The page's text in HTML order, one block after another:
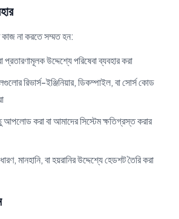
না করতে সম্মত হন:
উদ্দেশ্যে পরিষেবা ব্যবহার করা
রিভার্স-ইঞ্জিনিয়ার, ডিকম্পাইল, বা সোর্স কোড
আপলোড করা বা আমাদের সিস্টেম ক্ষতিগ্রস্ত করার
মানহানি, বা হয়রানির উদ্দেশ্যে হেডশট তৈরি করা